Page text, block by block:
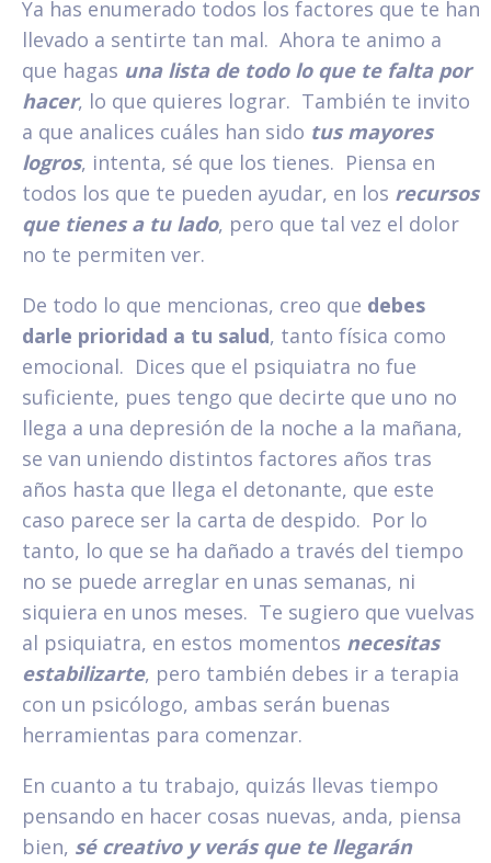
Ya has enumerado todos los factores que te han
llevado a sentirte tan mal. Ahora te animo a
que hagas una lista de todo lo que te falta por
hacer, lo que quieres lograr. También te invito
a que analices cuáles han sido tus mayores
logros, intenta, sé que los tienes. Piensa en
todos los que te pueden ayudar, en los recursos
que tienes a tu lado, pero que tal vez el dolor
no te permiten ver.
De todo lo que mencionas, creo que debes
darle prioridad a tu salud, tanto física como
emocional. Dices que el psiquiatra no fue
suficiente, pues tengo que decirte que uno no
llega a una depresión de la noche a la mañana,
se van uniendo distintos factores años tras
años hasta que llega el detonante, que este
caso parece ser la carta de despido. Por lo
tanto, lo que se ha dañado a través del tiempo
no se puede arreglar en unas semanas, ni
siquiera en unos meses. Te sugiero que vuelvas
al psiquiatra, en estos momentos necesitas
estabilizarte, pero también debes ir a terapia
con un psicólogo, ambas serán buenas
herramientas para comenzar.
En cuanto a tu trabajo, quizás llevas tiempo
pensando en hacer cosas nuevas, anda, piensa
bien, sé creativo y verás que te llegarán